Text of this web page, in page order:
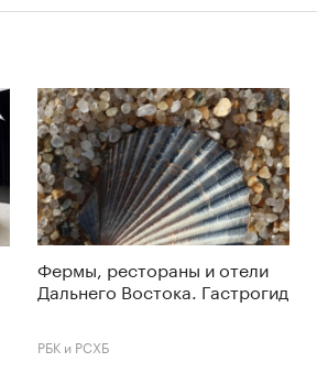
Фермы, рестораны и отели
Дальнего Востока. Гастрогид
РБК и РСХБ